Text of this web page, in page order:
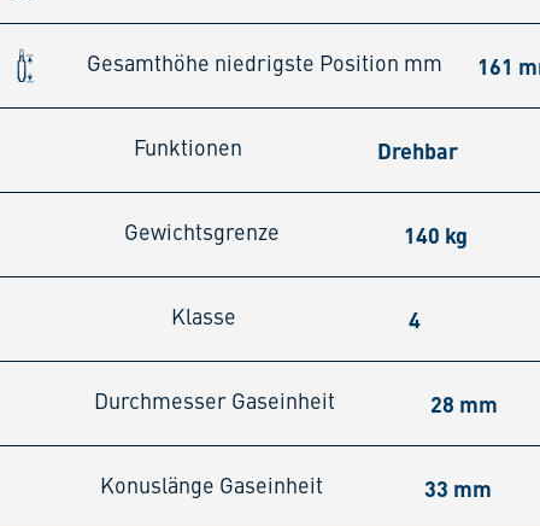
Gesamthöhe niedrigste Position mm 161
Funktionen Drehbar
Gewichtsgrenze 140 kg
Klasse 4
Durchmesser Gaseinheit 28 mm
Konuslänge Gaseinheit 33 mm